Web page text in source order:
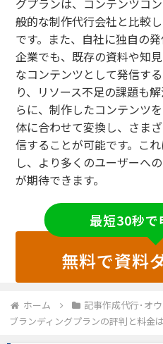
グプランは、コンテンツコ
般的な制作代行会社と比較
です。また、自社に独自の
企業でも、既存の資料や知
なコンテンツとして発信す
り、リソース不足の課題も
らに、制作したコンテンツ
体に合わせて変換し、さま
信することが可能です。こ
し、より多くのユーザーへ
が期待できます。
最短30秒で
無料で資料
ホーム 記事作成代行･オ
ブランディングプランの評判と料金